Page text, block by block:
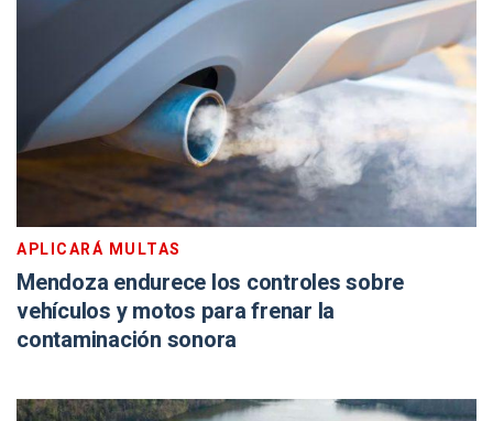
APLICARÁ MULTAS
Mendoza endurece los controles sobre
vehículos y motos para frenar la
contaminación sonora